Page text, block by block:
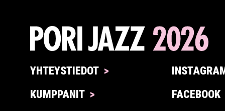
YHTEYSTIEDOT
KUMPPANIT
FACEBOOK